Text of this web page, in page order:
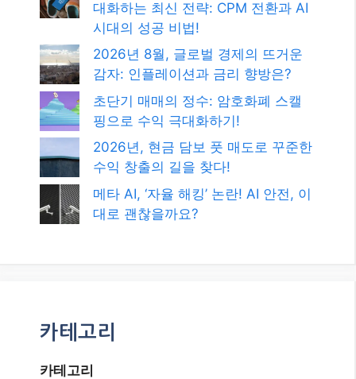
대화하는 최신 전략: CPM 전환과 AI
시대의 성공 비법!
2026년 8월, 글로벌 경제의 뜨거운
감자: 인플레이션과 금리 향방은?
초단기 매매의 정수: 암호화폐 스캘
핑으로 수익 극대화하기!
2026년, 현금 담보 풋 매도로 꾸준한
수익 창출의 길을 찾다!
메타 AI, ‘자율 해킹’ 논란! AI 안전, 이
대로 괜찮을까요?
카테고리
카테고리